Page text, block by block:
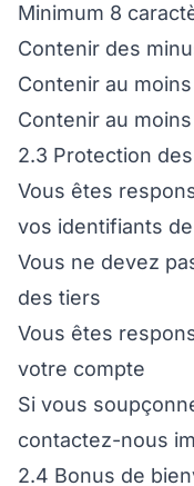
Minimum 8
Contenir des
Contenir au
Contenir au
2.3 Protection
Vous êtes
vos identifiants
Vous ne devez
des tiers
Vous êtes
votre compte
Si vous
contactez-nous
2.4 Bonus de